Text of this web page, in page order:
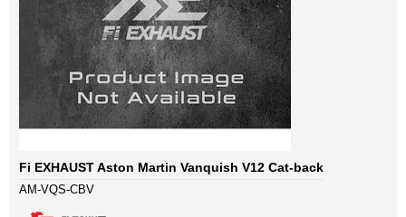
Fi EXHAUST Aston Martin Vanquish V12 Cat-back
AM-VQS-CBV